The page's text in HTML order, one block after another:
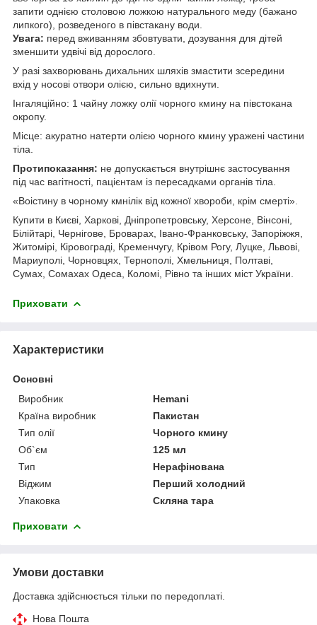
запити однією столовою ложкою натурального меду (бажано
липкого), розведеного в півстакану води.
Увага: перед вживанням збовтувати, дозування для дітей
зменшити удвічі від дорослого.
У разі захворювань дихальних шляхів змастити зсередини
вхід у носові отвори олією, сильно вдихнути.
Інгаляційно: 1 чайну ложку олії чорного кмину на півстокана
окропу.
Місце: акуратно натерти олією чорного кмину уражені частини
тіла.
Протипоказання: не допускається внутрішнє застосування
під час вагітності, пацієнтам із пересадками органів тіла.
«Воістину в чорному кмнілік від кожної хвороби, крім смерті».
Купити в Києві, Харкові, Дніпропетровську, Херсоне, Вінсоні,
Білійтарі, Чернігове, Броварах, Івано-Франковську, Запоріжжя,
Житомірі, Кіровограді, Кременчугу, Крівом Рогу, Луцке, Львові,
Мариуполі, Чорновцях, Тернополі, Хмельниця, Полтаві,
Сумах, Сомахах Одеса, Коломі, Рівно та інших міст України.
Приховати
Характеристики
Основні
Виробник
Hemani
Країна виробник
Пакистан
Тип олії
Чорного кмину
Об`єм
125 мл
Тип
Нерафінована
Віджим
Перший холодний
Упаковка
Скляна тара
Приховати
Умови доставки
Доставка здійснюється тільки по передоплаті.
Нова Пошта